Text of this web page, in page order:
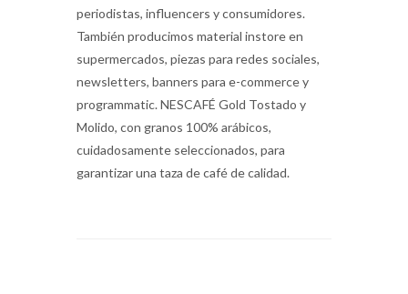
periodistas, influencers y consumidores.
También producimos material instore en
supermercados, piezas para redes sociales,
newsletters, banners para e-commerce y
programmatic. NESCAFÉ Gold Tostado y
Molido, con granos 100% arábicos,
cuidadosamente seleccionados, para
garantizar una taza de café de calidad.